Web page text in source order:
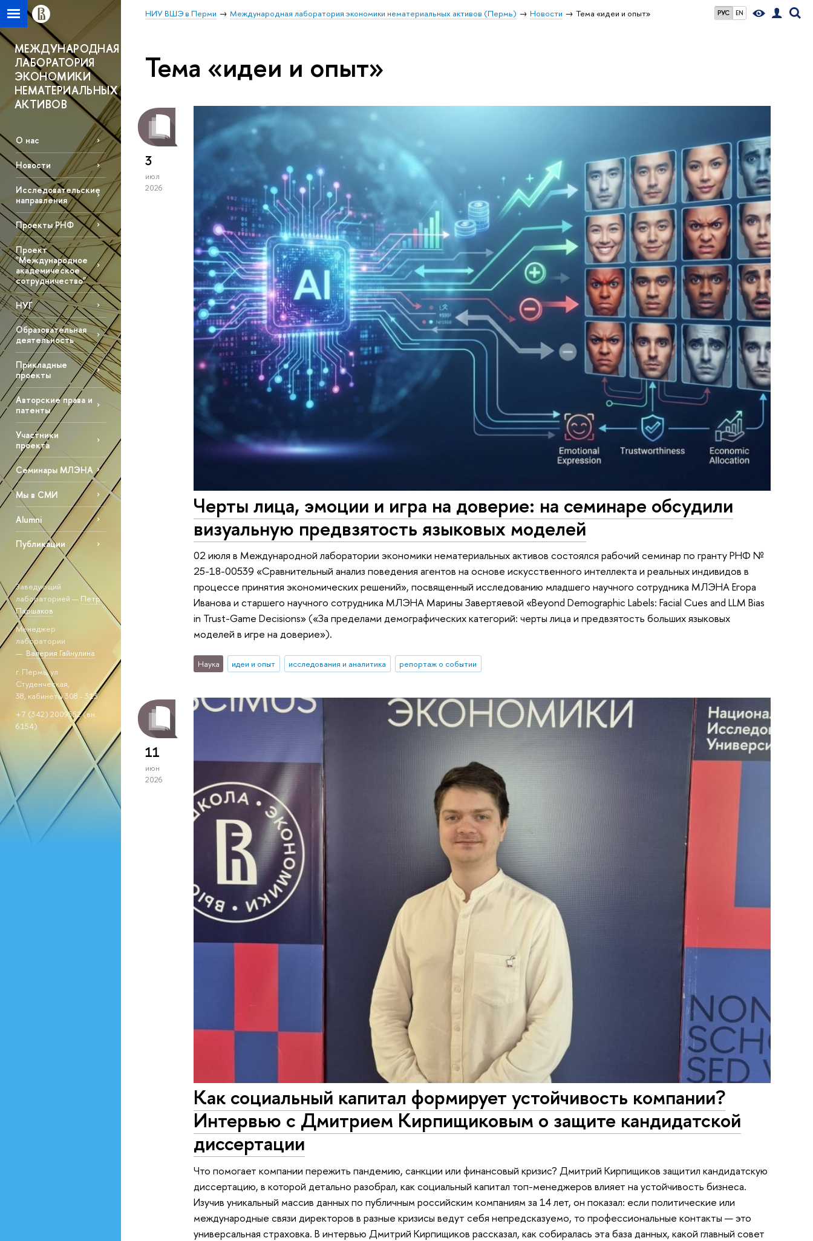
РУС EN
НИУ ВШЭ в Перми Международная лаборатория экономики нематериальных активов (Пермь) Новости Тема «идеи и опыт»
МЕЖДУНАРОДНАЯ
ЛАБОРАТОРИЯ
ЭКОНОМИКИ
НЕМАТЕРИАЛЬНЫХ
АКТИВОВ
О нас
Новости
Исследовательские
направления
Проекты РНФ
Проект
"Международное
академическое
сотрудничество"
НУГ
Образовательная
деятельность
Прикладные
проекты
Авторские права и
патенты
Участники
проекта
Семинары МЛЭНА
Мы в СМИ
Alumni
Публикации
Заведующий
лабораторией — Петр
Паршаков
Менеджер
лаборатории
— Валерия Гайнулина
г. Пермь, ул.
Студенческая,
38, кабинеты 308 - 313
+7 (342) 2009552 (вн.
6154)
Тема «идеи и опыт»
3
июл
2026
Черты лица, эмоции и игра на доверие: на семинаре обсудили
визуальную предвзятость языковых моделей
02 июля в Международной лаборатории экономики нематериальных активов состоялся рабочий семинар по гранту РНФ №
25-18-00539 «Сравнительный анализ поведения агентов на основе искусственного интеллекта и реальных индивидов в
процессе принятия экономических решений», посвященный исследованию младшего научного сотрудника МЛЭНА Егора
Иванова и старшего научного сотрудника МЛЭНА Марины Завертяевой «Beyond Demographic Labels: Facial Cues and LLM Bias
in Trust-Game Decisions» («За пределами демографических категорий: черты лица и предвзятость больших языковых
моделей в игре на доверие»).
Наука идеи и опыт исследования и аналитика репортаж о событии
11
июн
2026
Как социальный капитал формирует устойчивость компании?
Интервью с Дмитрием Кирпищиковым о защите кандидатской
диссертации
Что помогает компании пережить пандемию, санкции или финансовый кризис? Дмитрий Кирпищиков защитил кандидатскую
диссертацию, в которой детально разобрал, как социальный капитал топ-менеджеров влияет на устойчивость бизнеса.
Изучив уникальный массив данных по публичным российским компаниям за 14 лет, он показал: если политические или
международные связи директоров в разные кризисы ведут себя непредсказуемо, то профессиональные контакты — это
универсальная страховка. В интервью Дмитрий Кирпищиков рассказал, как собиралась эта база данных, какой главный совет